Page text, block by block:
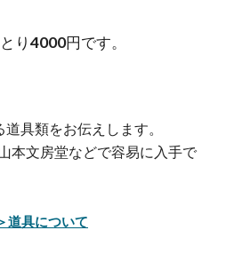
り4000円です。
具類をお伝えします。
本文房堂などで容易に入手で
道具について